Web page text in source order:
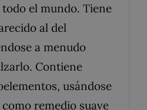
el mundo. Tiene
al del
a menudo
Contiene
usándose
remedio suave